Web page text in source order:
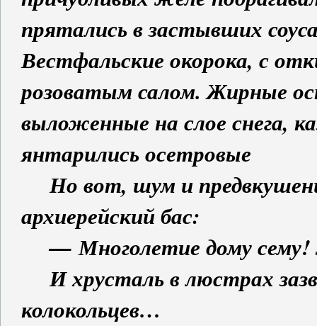
прятались в застывших
Вестфальские окорока, с
розоватым салом. Жирные
выложенные на слое снега,
янтарились осетровые
Но вот, шум и
архиерейский бас:
— Многолетие дому сему!
И хрусталь в люстрах
колокольцев…